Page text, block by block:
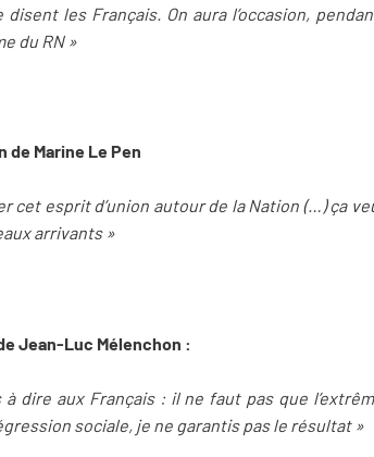
les Français. On aura l’occasion,
du RN »
Marine Le Pen
cet esprit d’union autour de la Nation (…) ça
arrivants »
Jean-Luc Mélenchon :
à dire aux Français : il ne faut pas que
sociale, je ne garantis pas le résultat »